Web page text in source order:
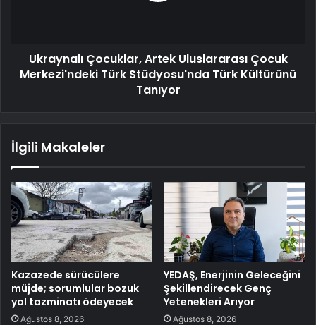
Ukraynalı Çocuklar, Artek Uluslararası Çocuk
Merkezi'ndeki Türk Stüdyosu'nda Türk Kültürünü
Tanıyor
İlgili Makaleler
Kazazede sürücülere
müjde; sorumlular bozuk
yol tazminatı ödeyecek
Ağustos 8, 2026
YEDAŞ, Enerjinin Geleceğini
Şekillendirecek Genç
Yetenekleri Arıyor
Ağustos 8, 2026